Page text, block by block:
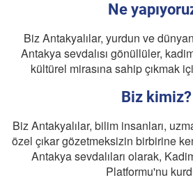
TR EN
Ne
Biz Antakyalılar, yurdun ve
Antakya sevdalısı gönüllüler,
kültürel mirasına sahip çıkmak
Biz kimiz?
Biz Antakyalılar, bilim insanları,
özel çıkar gözetmeksizin birbirine
Antakya sevdalıları olarak,
Platformu'nu